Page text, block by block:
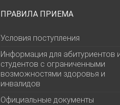
ПРАВИЛА ПРИЕМА
Условия поступления
Информация для абитуриентов
студентов с ограниченными
возможностями здоровья и
инвалидов
Официальные документы